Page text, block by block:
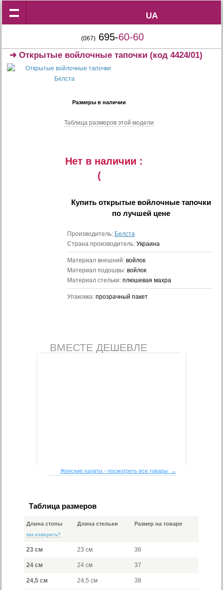
UA
UA
(067) 695-60-60
➜Открытые войлочные тапочки (код 4424/01)
Размеры в наличии
Таблица размеров этой модели
Нет в наличии :
(
Купитьоткрытые войлочные тапочки
по лучшей цене
Производитель: Белста
Страна производитель: Украина
Материал внешний: войлок
Материал подошвы: войлок
Материал стельки: плюшевая махра
Упаковка: прозрачный пакет
ВМЕСТЕ ДЕШЕВЛЕ
Женские халаты - посмотреть все товары →
Таблица размеров
Длина стопы
как измерить?
Длина стельки Размер на товаре
23 см 23 см 36
24 см 24 см 37
24,5 см 24,5 см 38